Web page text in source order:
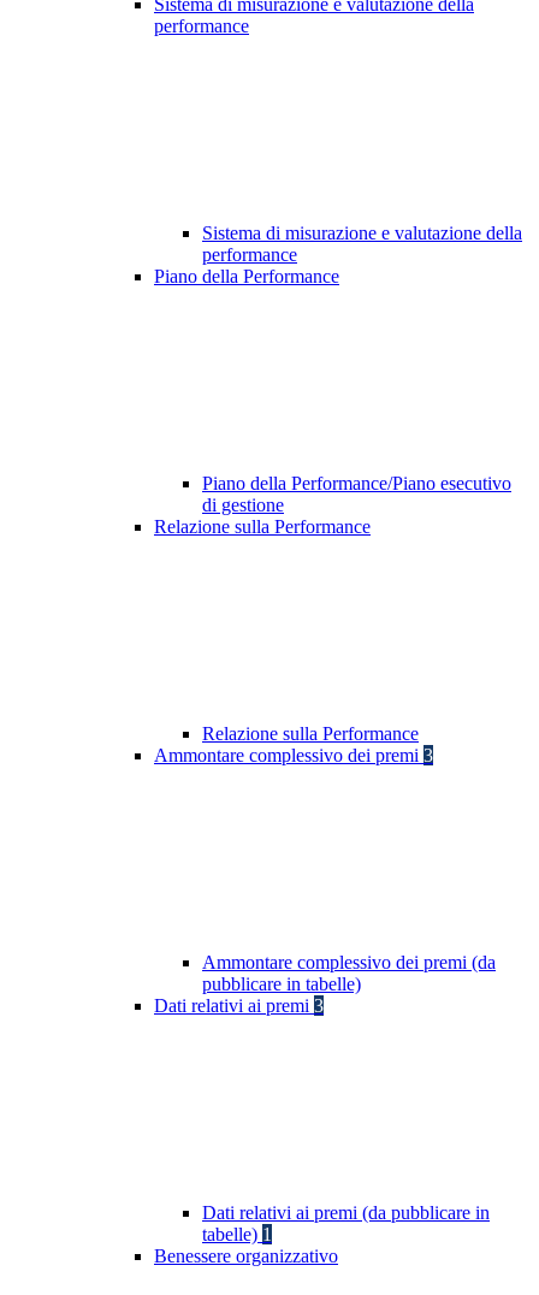
Sistema di misurazione e valutazione della
performance
Sistema di misurazione e valutazione della
performance
Piano della Performance
Piano della Performance/Piano esecutivo
di gestione
Relazione sulla Performance
Relazione sulla Performance
Ammontare complessivo dei premi 3
Ammontare complessivo dei premi (da
pubblicare in tabelle)
Dati relativi ai premi 3
Dati relativi ai premi (da pubblicare in
tabelle) 1
Benessere organizzativo